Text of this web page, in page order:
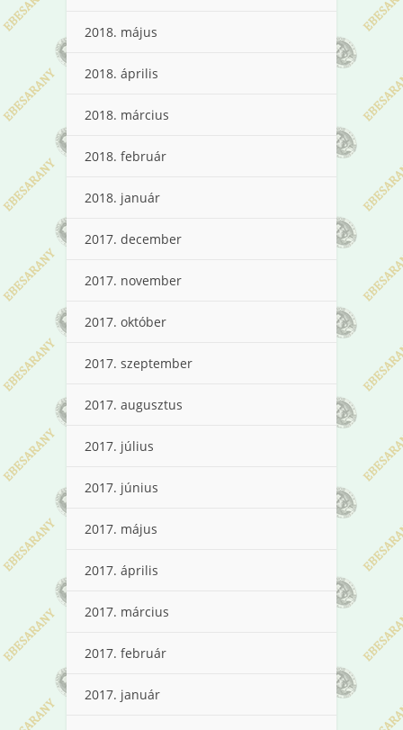
2018. május
2018. április
2018. március
2018. február
2018. január
2017. december
2017. november
2017. október
2017. szeptember
2017. augusztus
2017. július
2017. június
2017. május
2017. április
2017. március
2017. február
2017. január